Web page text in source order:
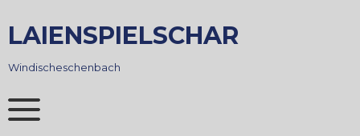
to
content
LAIENSPIELSCHAR
Windischeschenbach